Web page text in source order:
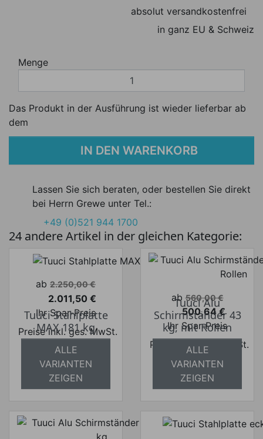
absolut versandkostenfrei
in ganz EU & Schweiz
Menge
Das Produkt in der Ausführung ist wieder lieferbar ab
dem
IN DEN WARENKORB
Lassen Sie sich beraten, oder bestellen Sie direkt
bei Herrn Grewe unter Tel.:
+49 (0)521 944 1700
24 andere Artikel in der gleichen Kategorie:
Verkaufspreis
ab 2.250,00 €
Preis
2.011,50 €
Ihr Spar-Preis
Preise inkl. ges. MwSt.
absolut
versandkostenfrei
Tuuci Stahlplatte
MAX 181 kg
ALLE
VARIANTEN
ZEIGEN
Verkaufspreis
ab 560,00 €
Preis
500,64 €
Ihr Spar-Preis
Preise inkl. ges. MwSt.
absolut
versandkostenfrei
Tuuci Alu
Schirmständer 43
kg, mit Rollen
ALLE
VARIANTEN
ZEIGEN